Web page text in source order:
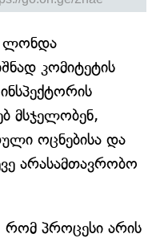
ლონდა
კომიტეტის
მსჯელობენ,
ოცნებისა და
არასამთავრობო
პროცესი არის